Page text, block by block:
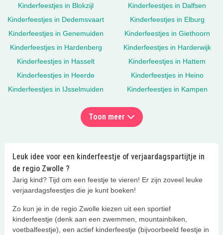
Kinderfeestjes in Blokzijl
Kinderfeestjes in Dalfsen
Kinderfeestjes in Dedemsvaart
Kinderfeestjes in Elburg
Kinderfeestjes in Genemuiden
Kinderfeestjes in Giethoorn
Kinderfeestjes in Hardenberg
Kinderfeestjes in Harderwijk
Kinderfeestjes in Hasselt
Kinderfeestjes in Hattem
Kinderfeestjes in Heerde
Kinderfeestjes in Heino
Kinderfeestjes in IJsselmuiden
Kinderfeestjes in Kampen
Toon meer
Leuk idee voor een kinderfeestje of verjaardagspartijtje in
de regio Zwolle ?
Jarig kind? Tijd om een feestje te vieren! Er zijn zoveel leuke
verjaardagsfeestjes die je kunt boeken!
Zo kun je in de regio Zwolle kiezen uit een sportief
kinderfeestje (denk aan een zwemmen, mountainbiken,
voetbalfeestje), een actief kinderfeestje (bijvoorbeeld feestje in